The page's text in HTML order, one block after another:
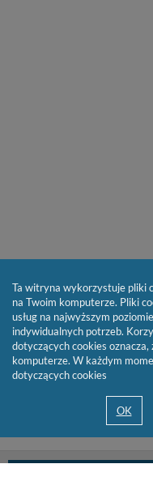
Ta witryna wykorzystuje pliki
na Twoim komputerze. Pliki
usług na najwyższym
indywidualnych potrzeb.
dotyczących cookies
komputerze. W każdym
dotyczących cookies